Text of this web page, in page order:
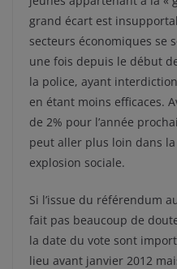
grand écart est
secteurs économiques se
une fois depuis le début
la police, ayant
en étant moins efficaces.
de 2% pour l’année
peut aller plus loin dans
explosion sociale.
Si l’issue du référendum
fait pas beaucoup de
la date du vote sont
lieu avant janvier 2012